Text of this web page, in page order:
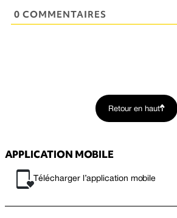
0 COMMENTAIRES
Retour en haut
APPLICATION MOBILE
Télécharger l’application mobile